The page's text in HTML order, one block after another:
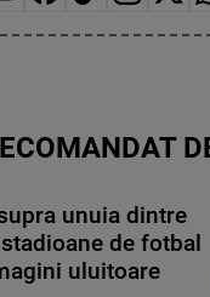
unuia dintre
de fotbal
uluitoare